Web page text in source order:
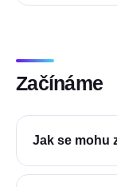
Začínáme
Jak se mohu